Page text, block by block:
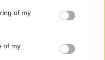
You may click to
its third-party tags to
purposes in below Google
of my
of my
προϊόντος
μάρκας